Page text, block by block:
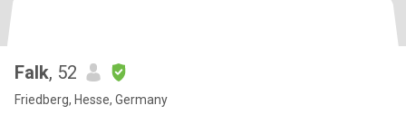
Falk, 52
Friedberg, Hesse, Germany